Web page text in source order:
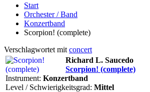
Start
Orchester / Band
Konzertband
Scorpion! (complete)
Verschlagwortet mit concert
Richard L. Saucedo
Scorpion! (complete)
Instrument: Konzertband
Level / Schwierigkeitsgrad: Mittel